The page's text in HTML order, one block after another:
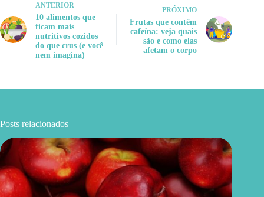
ANTERIOR
10 alimentos que
ficam mais
nutritivos cozidos
do que crus (e você
nem imagina)
PRÓXIMO
Frutas que contêm
cafeína: veja quais
são e como elas
afetam o corpo
Posts relacionados